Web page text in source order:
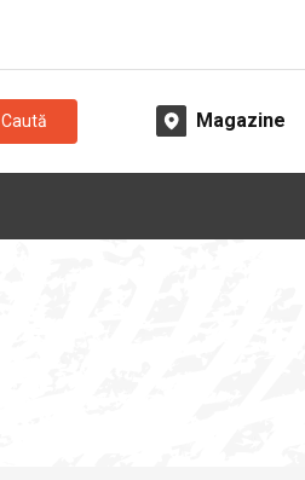
Caută Magazine